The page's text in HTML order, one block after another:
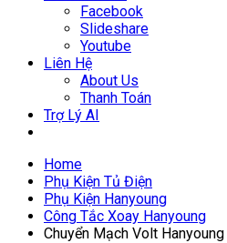
Facebook
Slideshare
Youtube
Liên Hệ
About Us
Thanh Toán
Trợ Lý AI
Home
Phụ Kiện Tủ Điện
Phụ Kiện Hanyoung
Công Tắc Xoay Hanyoung
Chuyển Mạch Volt